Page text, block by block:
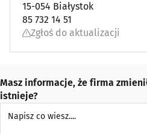
15-054 Białystok
85 732 14 51
Zgłoś do aktualizacji
Masz informacje, że firma
istnieje?